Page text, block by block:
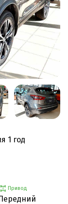
1 год
Привод